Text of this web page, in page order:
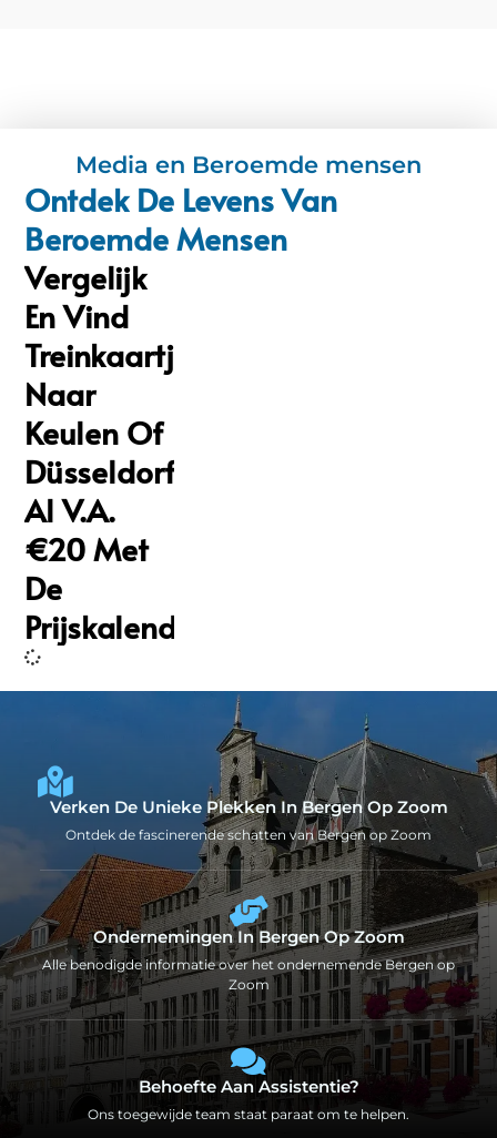
Media en Beroemde mensen
Ontdek De Levens Van
Beroemde Mensen
Vergelijk
En Vind
Treinkaartjes
Naar
Keulen Of
Düsseldorf
Al V.a.
€20 Met
De
Prijskalenders
Verken De Unieke Plekken In Bergen Op Zoom
Ontdek de fascinerende schatten van Bergen op Zoom
Ondernemingen In Bergen Op Zoom
Alle benodigde informatie over het ondernemende Bergen op
Zoom
Behoefte Aan Assistentie?
Ons toegewijde team staat paraat om te helpen.